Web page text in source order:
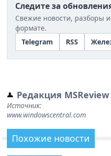
Следите за
Свежие новости, разборы
формате.
Telegram
RSS
Редакция MSReview
Источник:
www.windowscentral.com
Похожие новости